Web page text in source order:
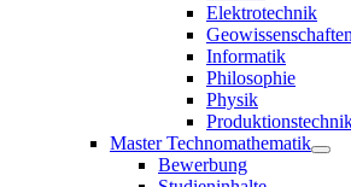
Elektrotechnik
Informatik
Philosophie
Physik
Master Technomathematik
Bewerbung